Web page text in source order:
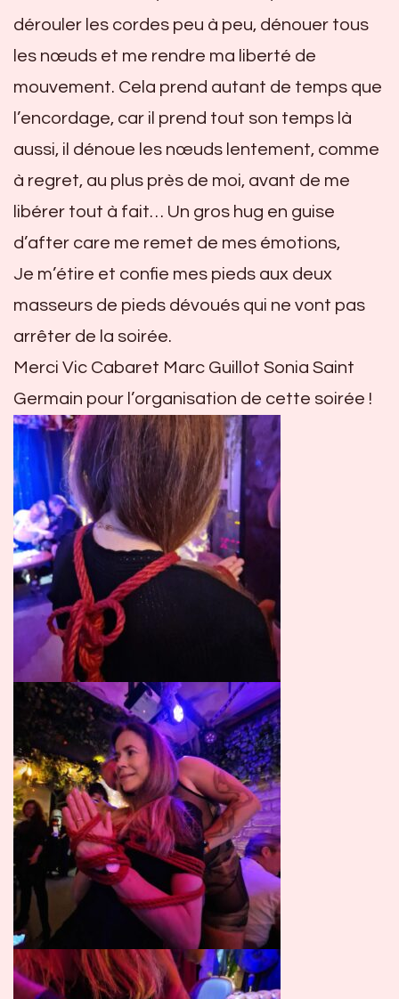
dérouler les cordes peu à peu, dénouer tous
les nœuds et me rendre ma liberté de
mouvement. Cela prend autant de temps que
l’encordage, car il prend tout son temps là
aussi, il dénoue les nœuds lentement, comme
à regret, au plus près de moi, avant de me
libérer tout à fait… Un gros hug en guise
d’after care me remet de mes émotions,
Je m’étire et confie mes pieds aux deux
masseurs de pieds dévoués qui ne vont pas
arrêter de la soirée.
Merci Vic Cabaret Marc Guillot Sonia Saint
Germain pour l’organisation de cette soirée !